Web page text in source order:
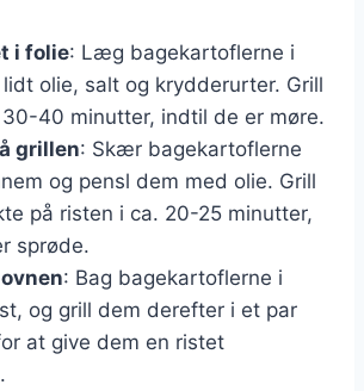
i folie: Læg bagekartoflerne i
olie, salt og krydderurter. Grill
40 minutter, indtil de er møre.
grillen: Skær bagekartoflerne
og pensl dem med olie. Grill
på risten i ca. 20-25 minutter,
sprøde.
: Bag bagekartoflerne i
og grill dem derefter i et par
at give dem en ristet